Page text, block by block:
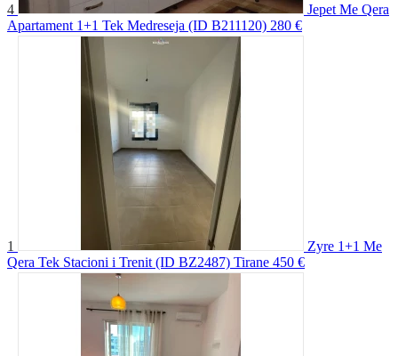
4
Jepet Me Qera
Apartament 1+1 Tek Medreseja (ID B211120) 280 €
1
Zyre 1+1 Me
Qera Tek Stacioni i Trenit (ID BZ2487) Tirane 450 €